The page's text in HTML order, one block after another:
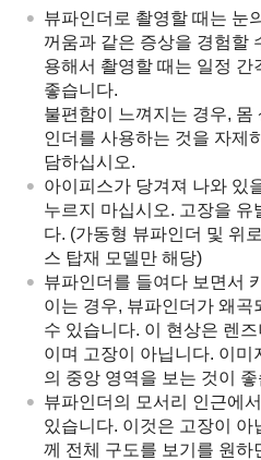
뷰파인더로 촬영할 때는 눈
꺼움과 같은 증상을 경험할
용해서 촬영할 때는 일정 간
좋습니다.
불편함이 느껴지는 경우,
인더를 사용하는 것을 자제
담하십시오.
아이피스가 당겨져 나와 있
누르지 마십시오. 고장을 유
다. (가동형 뷰파인더 및 위
스 탑재 모델만 해당)
뷰파인더를 들여다 보면서
이는 경우, 뷰파인더가 왜
수 있습니다. 이 현상은 렌
이며 고장이 아닙니다. 이미
의 중앙 영역을 보는 것이
뷰파인더의 모서리 인근에
있습니다. 이것은 고장이
께 전체 구도를 보기를 원하